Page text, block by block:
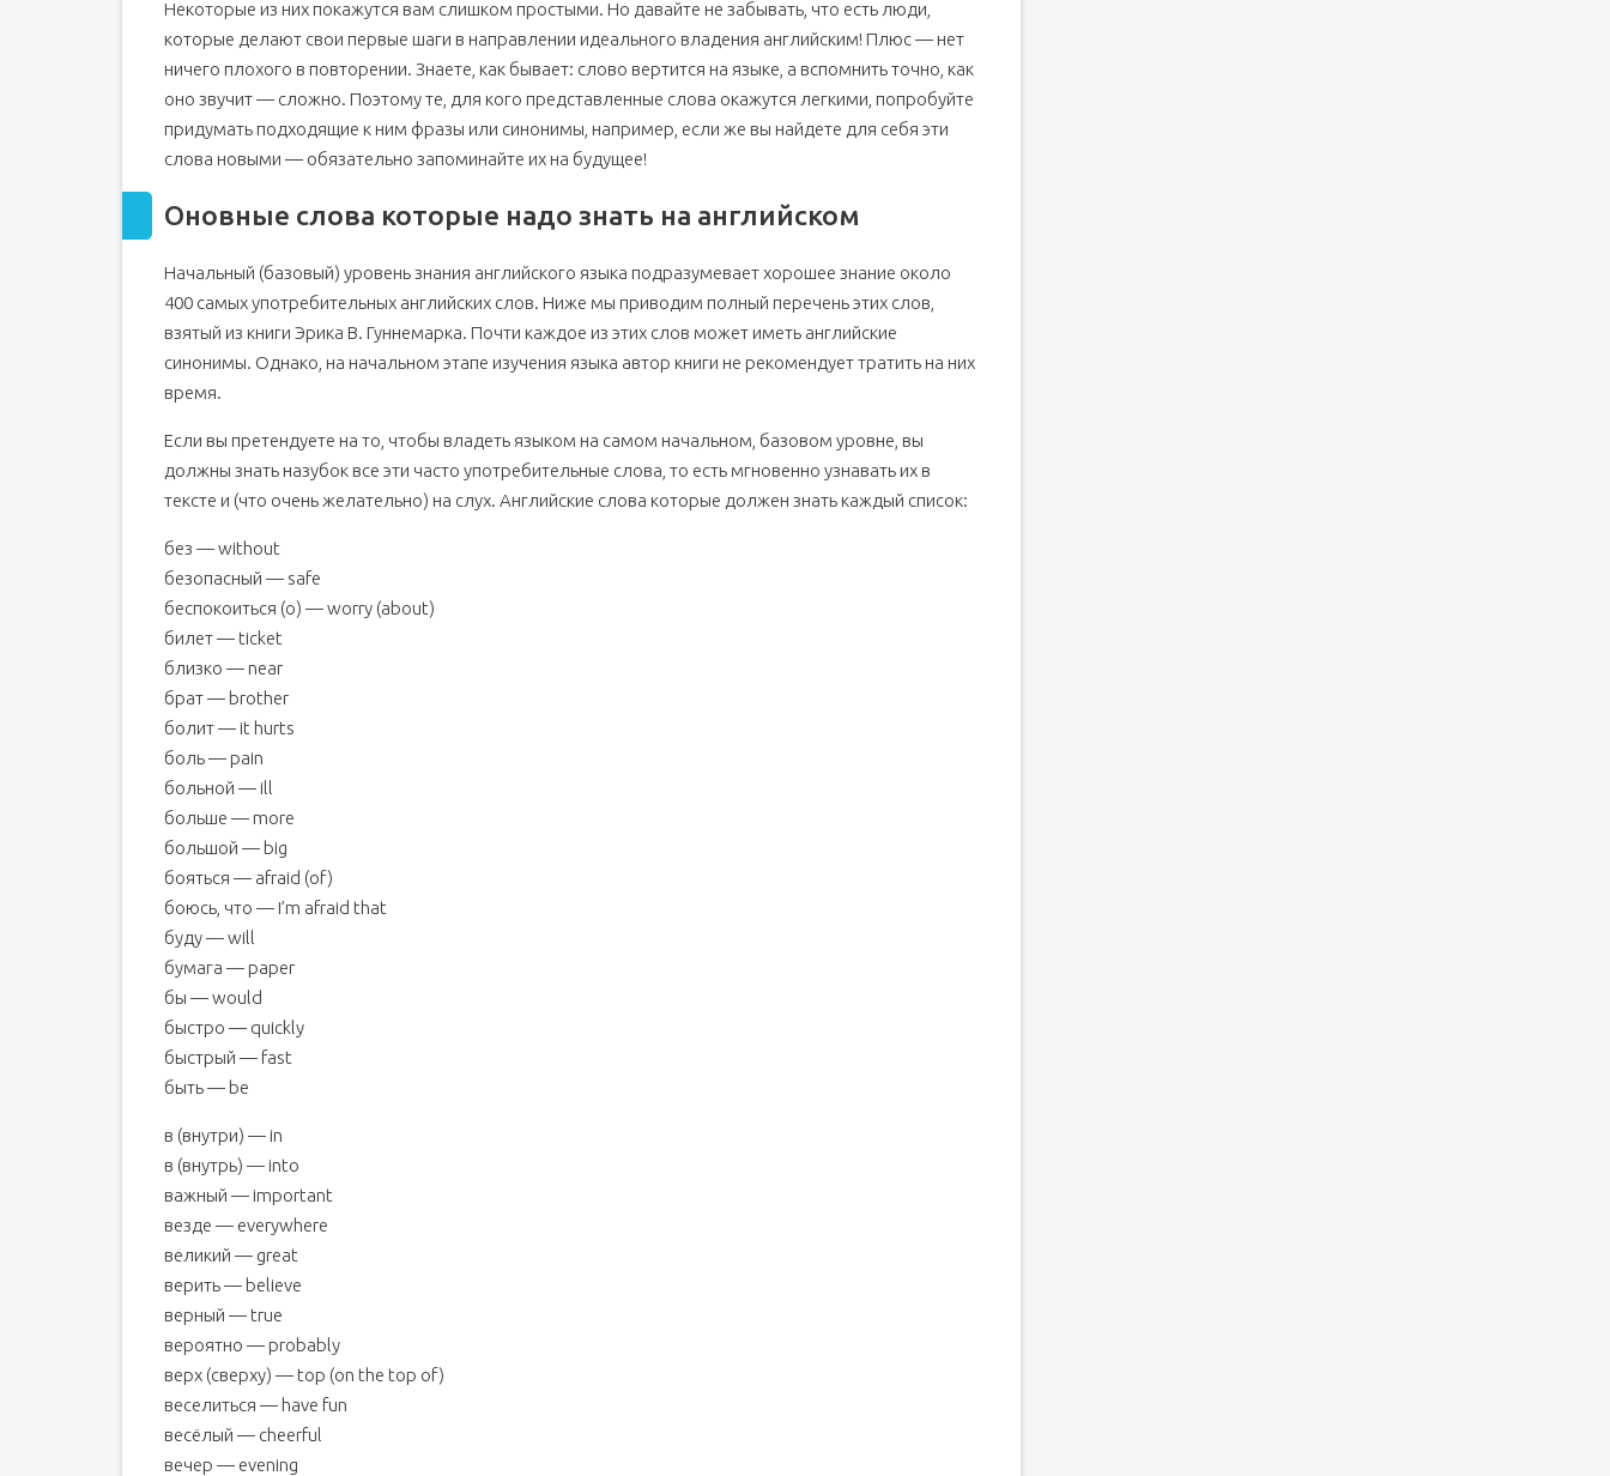
Некоторые из них покажутся вам слишком простыми. Но давайте не забывать, что есть люди,
которые делают свои первые шаги в направлении идеального владения английским! Плюс — нет
ничего плохого в повторении. Знаете, как бывает: слово вертится на языке, а вспомнить точно, как
оно звучит — сложно. Поэтому те, для кого представленные слова окажутся легкими, попробуйте
придумать подходящие к ним фразы или синонимы, например, если же вы найдете для себя эти
слова новыми — обязательно запоминайте их на будущее!
Оновные слова которые надо знать на английском
Начальный (базовый) уровень знания английского языка подразумевает хорошее знание около
400 самых употребительных английских слов. Ниже мы приводим полный перечень этих слов,
взятый из книги Эрика В. Гуннемарка. Почти каждое из этих слов может иметь английские
синонимы. Однако, на начальном этапе изучения языка автор книги не рекомендует тратить на них
время.
Если вы претендуете на то, чтобы владеть языком на самом начальном, базовом уровне, вы
должны знать назубок все эти часто употребительные слова, то есть мгновенно узнавать их в
тексте и (что очень желательно) на слух. Английские слова которые должен знать каждый список:
без — without
безопасный — safe
беспокоиться (о) — worry (about)
билет — ticket
близко — near
брат — brother
болит — it hurts
боль — pain
больной — ill
больше — more
большой — big
бояться — afraid (of)
боюсь, что — I’m afraid that
буду — will
бумага — paper
бы — would
быстро — quickly
быстрый — fast
быть — be
в (внутри) — in
в (внутрь) — into
важный — important
везде — everywhere
великий — great
верить — believe
верный — true
вероятно — probably
верх (сверху) — top (on the top of)
веселиться — have fun
весёлый — cheerful
вечер — evening